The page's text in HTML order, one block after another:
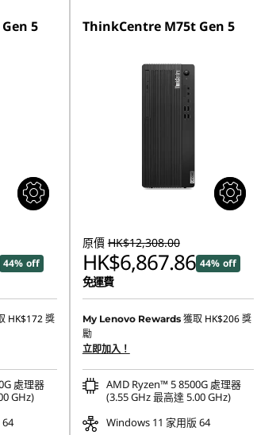
5
44% off
HK$172獎
處理器
GHz)
ThinkCentre M75t Gen 5
原價 HK$12,308.00
HK$6,867.86 44% off
免運費
My Lenovo Rewards 獲取 HK$206獎
勵
立即加入！
AMD Ryzen™ 5 8500G 處理器
(3.55 GHz 最高達 5.00 GHz)
Windows 11 家用版 64